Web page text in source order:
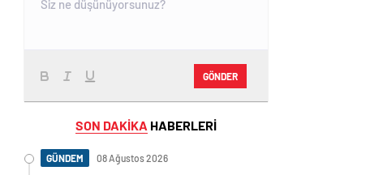
GÖNDER
SON DAKİKA HABERLERİ
GÜNDEM 08 Ağustos 2026